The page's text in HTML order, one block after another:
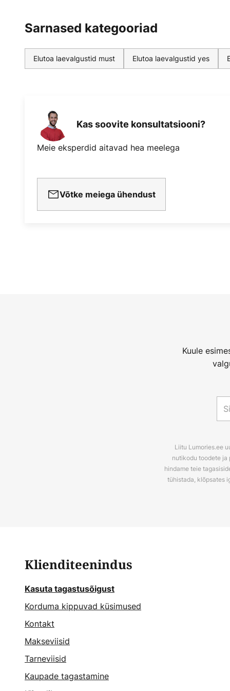
Sarnased kategooriad
Elutoa laevalgustid must Elutoa laevalgustid yes
Kas soovite konsultatsiooni?
Meie eksperdid aitavad hea meelega
Võtke meiega ühendust
Kuule
Liitu Lumories.ee
nutikodu toodete ja
hindame teie
tühistada, klõpsates
Klienditeenindus
Kasuta tagastusõigust
Korduma kippuvad küsimused
Kontakt
Makseviisid
Tarneviisid
Kaupade tagastamine